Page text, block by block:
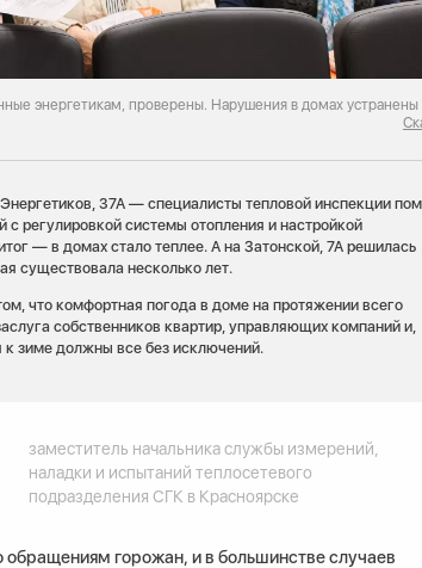
энергетикам, проверены. Нарушения в домах устранены
37А — специалисты тепловой инспекции
регулировкой системы отопления и настройкой
— в домах стало теплее. А на Затонской, 7А решилась
существовала несколько лет.
что комфортная погода в доме на протяжении всего
собственников квартир, управляющих компаний и,
к зиме должны все без исключений.
заместитель начальника службы измерений,
наладки и испытаний теплосетевого
подразделения СГК в Красноярске
горожан, и в большинстве случаев